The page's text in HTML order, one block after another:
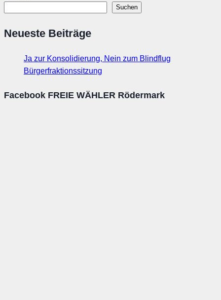
Suchen
Neueste Beiträge
Ja zur Konsolidierung, Nein zum Blindflug
Bürgerfraktionssitzung
Facebook FREIE WÄHLER Rödermark